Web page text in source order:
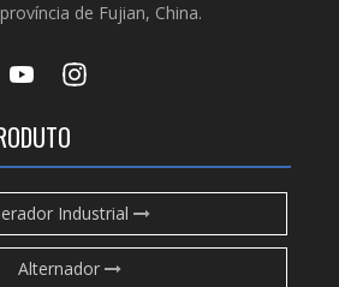
de Fujian, China.
Industrial
Alternador